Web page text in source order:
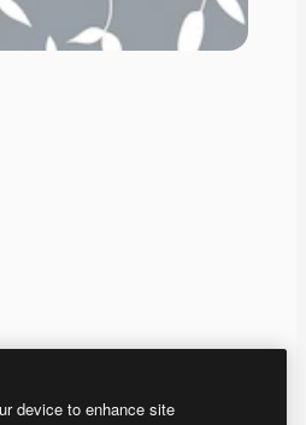
device to enhance site